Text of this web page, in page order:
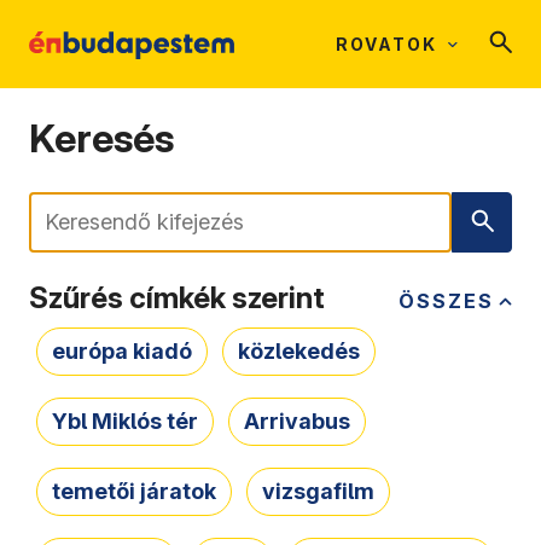
ROVATOK
Keresés
Keresés
ÖSSZES
Szűrés címkék szerint
európa kiadó közlekedés
Ybl Miklós tér Arrivabus
temetői járatok vizsgafilm